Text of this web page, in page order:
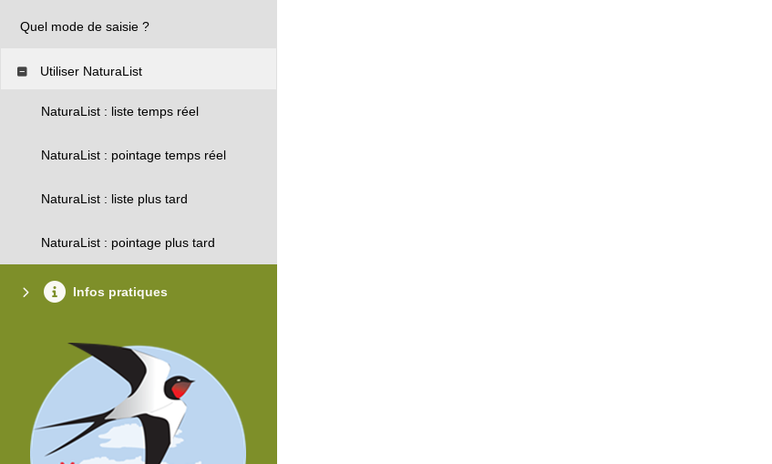
Quel mode de saisie ?
Utiliser NaturaList
NaturaList : liste temps réel
NaturaList : pointage temps réel
NaturaList : liste plus tard
NaturaList : pointage plus tard
Infos pratiques